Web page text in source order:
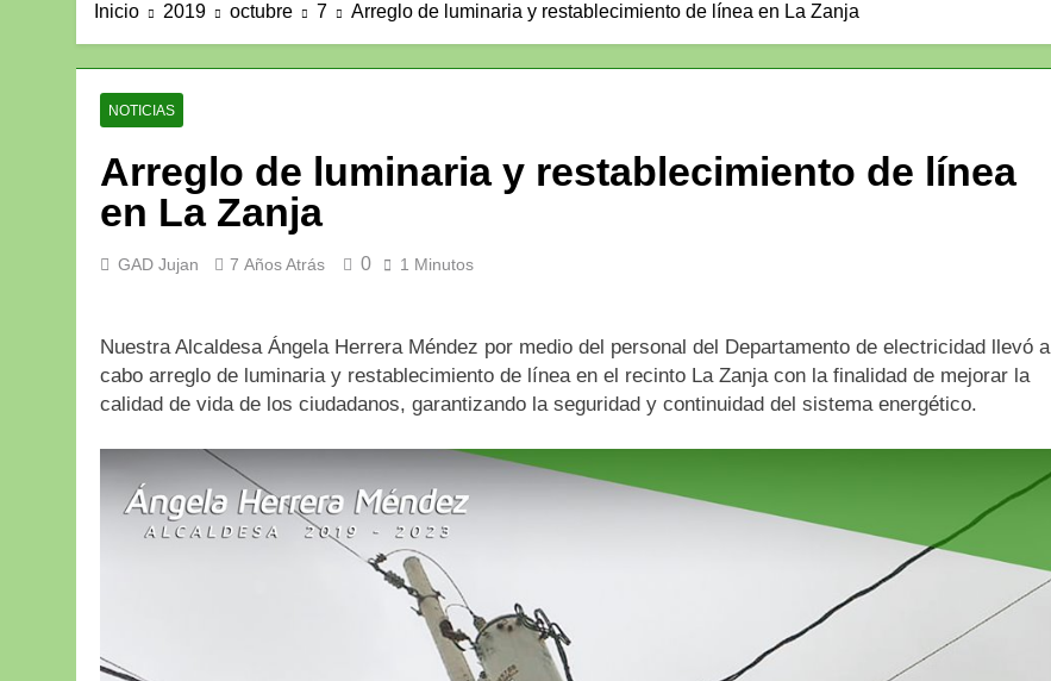
Inicio 2019 octubre 7 Arreglo de luminaria y restablecimiento de línea en La Zanja
NOTICIAS
Arreglo de luminaria y restablecimiento de línea
en La Zanja
GAD Jujan 7 Años Atrás 0 1 Minutos
Nuestra Alcaldesa Ángela Herrera Méndez por medio del personal del Departamento de electricidad llevó a
cabo arreglo de luminaria y restablecimiento de línea en el recinto La Zanja con la finalidad de mejorar la
calidad de vida de los ciudadanos, garantizando la seguridad y continuidad del sistema energético.